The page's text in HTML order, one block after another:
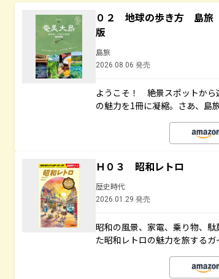
０２ 地球の歩き方 島
版
島旅
2026.08.06 発売
ようこそ！ 絶景スポットから
の魅力を1冊に凝縮。さあ、島旅
Ｈ０３ 昭和レトロ
歴史時代
2026.01.29 発売
昭和の風景、家電、乗り物、
た昭和レトロの魅力を旅するガ